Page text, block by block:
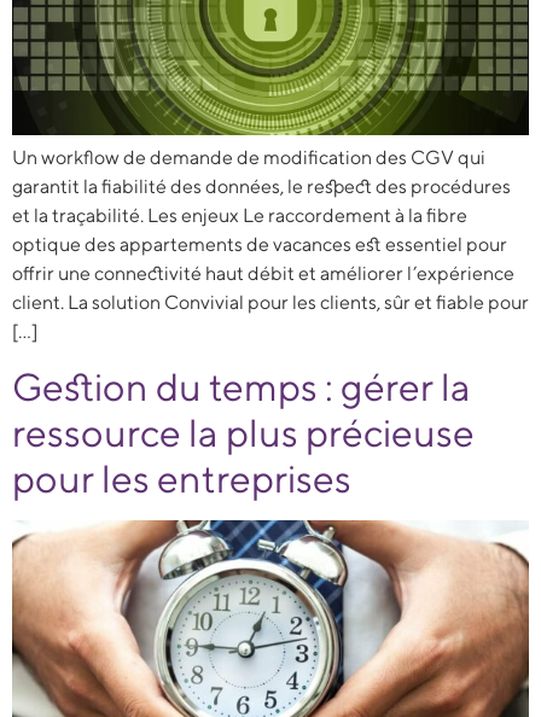
Un workflow de demande de modification des CGV qui
garantit la fiabilité des données, le respect des procédures
et la traçabilité. Les enjeux Le raccordement à la fibre
optique des appartements de vacances est essentiel pour
offrir une connectivité haut débit et améliorer l’expérience
client. La solution Convivial pour les clients, sûr et fiable pour
[…]
Gestion du temps : gérer la
ressource la plus précieuse
pour les entreprises